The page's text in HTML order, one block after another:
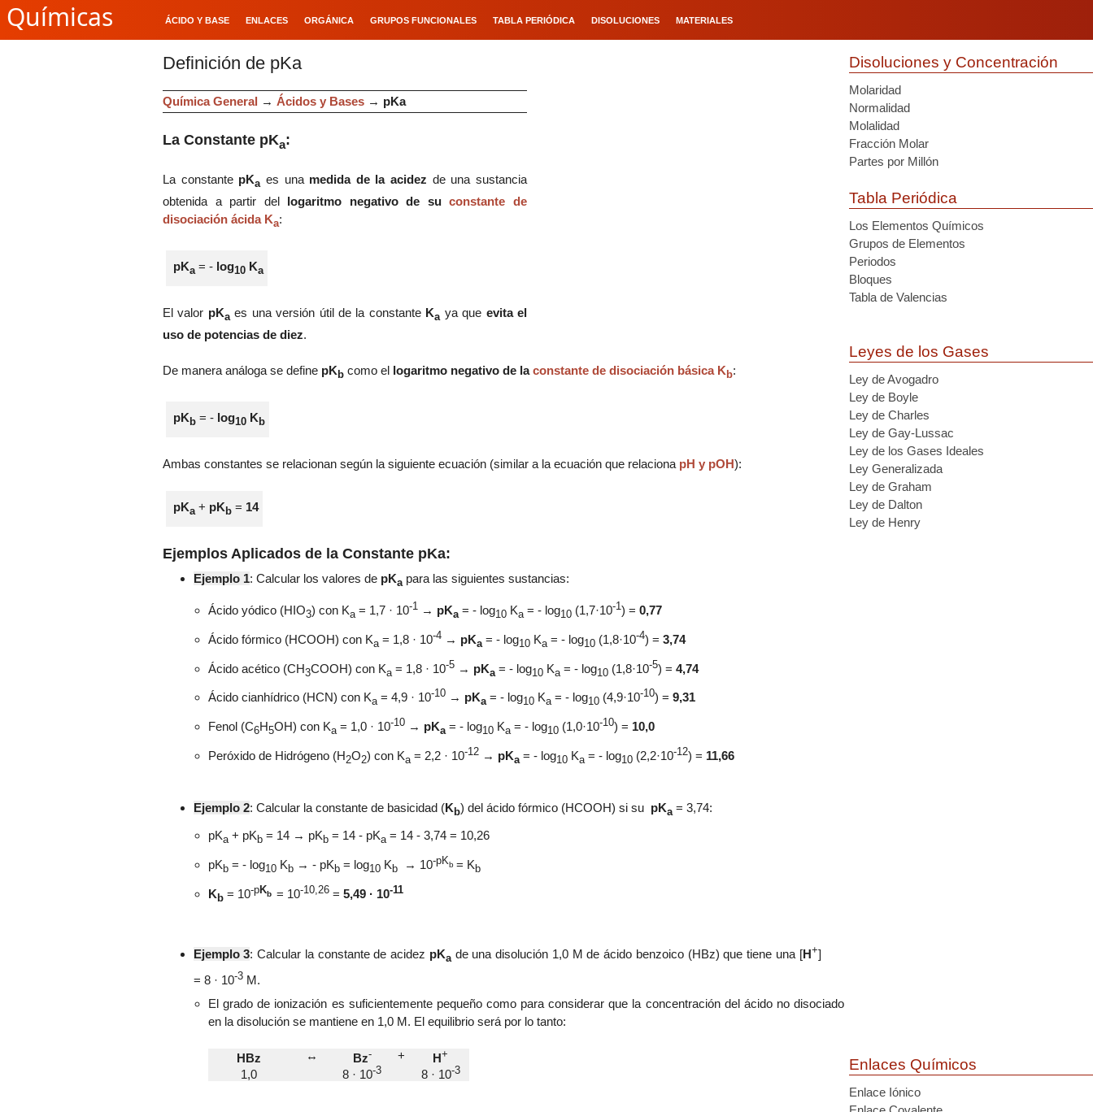
Químicas ÁCIDO Y BASE ENLACES ORGÁNICA GRUPOS FUNCIONALES TABLA PERIÓDICA DISOLUCIONES MATERIALES
Definición de pKa
Química General → Ácidos y Bases → pKa
La Constante pKa:
La constante pKa es una medida de la acidez de una sustancia
obtenida a partir del logaritmo negativo de suconstante de
disociación ácida Ka:
pKa = - log10 Ka
El valor pKa es una versión útil de la constante Ka ya que evita el
uso de potencias de diez.
De manera análoga se define pK b como el logaritmo negativo de laconstante de disociación básica K b:
pKb = - log10 Kb
Ambas constantes se relacionan según la siguiente ecuación (similar a la ecuación que relaciona pH y pOH):
pKa + pKb = 14
Ejemplos Aplicados de la Constante pKa:
Ejemplo 1: Calcular los valores de pKa para las siguientes sustancias:
Ácido yódico (HIO3) con Ka = 1,7 · 10-1 → pKa = - log10 Ka = - log10 (1,7·10-1) = 0,77
Ácido fórmico (HCOOH) con Ka = 1,8 · 10-4 → pKa = - log10 Ka = - log10 (1,8·10-4) = 3,74
Ácido acético (CH3COOH) con Ka = 1,8 · 10-5 → pKa = - log10 Ka = - log10 (1,8·10-5) = 4,74
Ácido cianhídrico (HCN) con Ka = 4,9 · 10-10 → pKa = - log10 Ka = - log10 (4,9·10-10) = 9,31
Fenol (C6H5OH) con Ka = 1,0 · 10-10 → pKa = - log10 Ka = - log10 (1,0·10-10) = 10,0
Peróxido de Hidrógeno (H2O2) con Ka = 2,2 · 10-12 → pKa = - log10 Ka = - log10 (2,2·10-12) = 11,66
Ejemplo 2: Calcular la constante de basicidad (Kb) del ácido fórmico (HCOOH) si su pKa= 3,74:
pKa + pKb = 14 → pKb = 14 - pKa = 14 - 3,74 = 10,26
pK b = - log10 K b → - pK b = log10 K b → 10-pKb = K b
K b = 10-pKb = 10-10,26 = 5,49 · 10-11
Ejemplo 3: Calcular la constante de acidez pKade una disolución 1,0 M de ácido benzoico (HBz)que tiene una [H+]
= 8 · 10-3M.
El grado de ionización es suficientemente pequeño como para considerar que la concentración del ácido no disociado
en la disolución se mantiene en 1,0 M. El equilibrio será por lo tanto:
HBz ↔ Bz- + H+
1,0 8 · 10-3 8 · 10-3
Disoluciones y Concentración
Molaridad
Normalidad
Molalidad
Fracción Molar
Partes por Millón
Tabla Periódica
Los Elementos Químicos
Grupos de Elementos
Periodos
Bloques
Tabla de Valencias
Leyes de los Gases
Ley de Avogadro
Ley de Boyle
Ley de Charles
Ley de Gay-Lussac
Ley de los Gases Ideales
Ley Generalizada
Ley de Graham
Ley de Dalton
Ley de Henry
Enlaces Químicos
Enlace Iónico